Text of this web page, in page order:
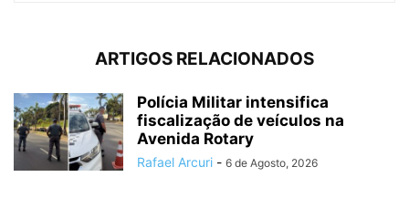
ARTIGOS RELACIONADOS
Polícia Militar intensifica
fiscalização de veículos na
Avenida Rotary
Rafael Arcuri - 6 de Agosto, 2026